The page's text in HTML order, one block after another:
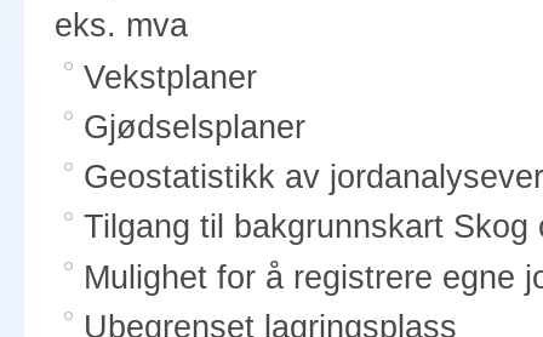
eks. mva
Vekstplaner
Gjødselsplaner
Geostatistikk av
Tilgang til bakgrunnskart
Mulighet for å registrere egne
Ubegrenset lagringsplass